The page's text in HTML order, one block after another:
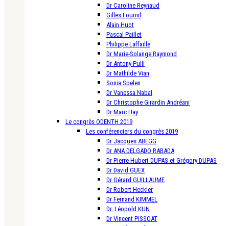
Dr Caroline Reynaud
Gilles Fournil
Alain Huot
Pascal Paillet
Philippe Laffaille
Dr Marie-Solange Raymond
Dr Antony Pulli
Dr Mathilde Vian
Sonia Spelen
Dr Vanessa Nabal
Dr Christophe Girardin Andréani
Dr Marc Hay
Le congrès ODENTH 2019
Les conférenciers du congrès 2019
Dr Jacques ABEGG
Dr ANA DELGADO RABADA
Dr Pierre-Hubert DUPAS et Grégory DUPAS
Dr David GUEX
Dr Gérard GUILLAUME
Dr Robert Heckler
Dr Fernand KIMMEL
Dr. Léopold KUN
Dr Vincent PISSOAT